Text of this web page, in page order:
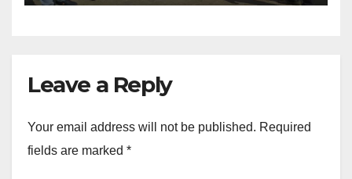
Leave a Reply
Your email address will not be published. Required
fields are marked *